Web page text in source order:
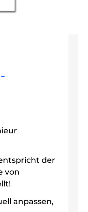
der
von
anpassen,